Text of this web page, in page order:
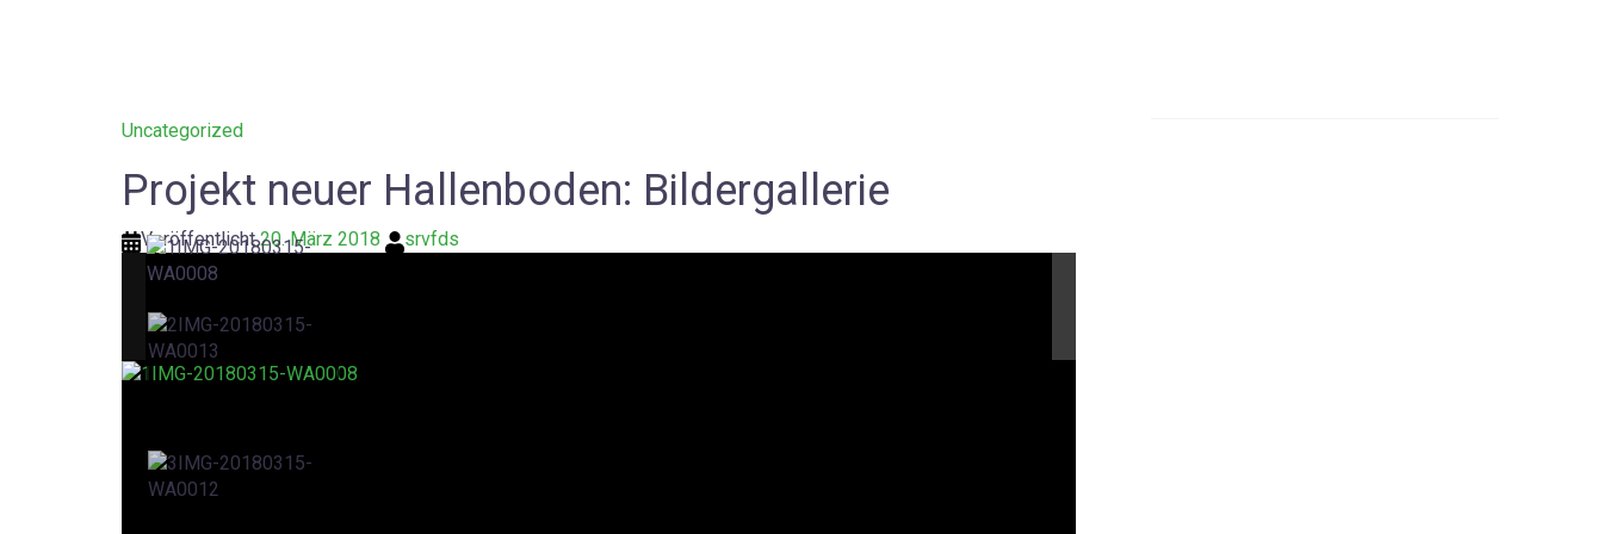
Uncategorized
Projekt neuer Hallenboden: Bildergallerie
Veröffentlicht20. März 2018 srvfds